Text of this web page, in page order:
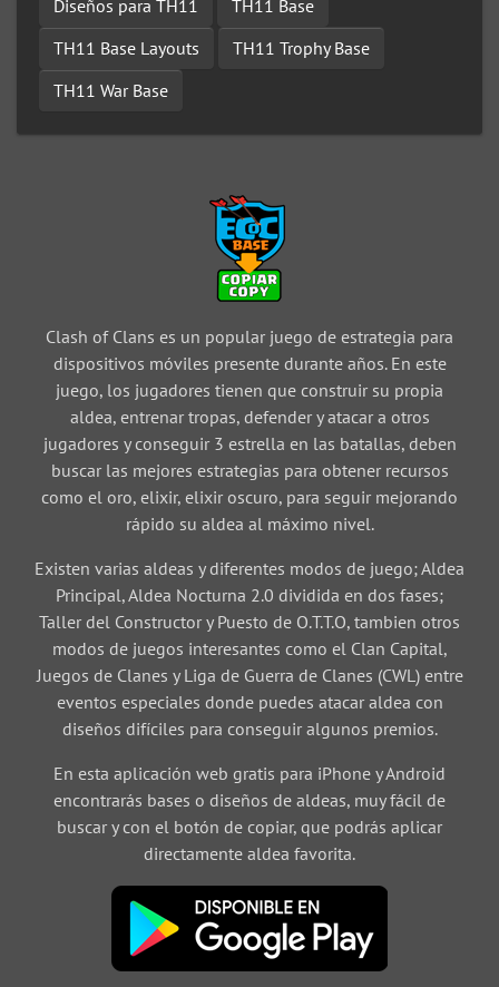
Diseños para TH11
TH11 Base
TH11 Base Layouts
TH11 Trophy Base
TH11 War Base
Clash of Clans es un popular juego de estrategia para
dispositivos móviles presente durante años. En este
juego, los jugadores tienen que construir su propia
aldea, entrenar tropas, defender y atacar a otros
jugadores y conseguir 3 estrella en las batallas, deben
buscar las mejores estrategias para obtener recursos
como el oro, elixir, elixir oscuro, para seguir mejorando
rápido su aldea al máximo nivel.
Existen varias aldeas y diferentes modos de juego; Aldea
Principal, Aldea Nocturna 2.0 dividida en dos fases;
Taller del Constructor y Puesto de O.T.T.O, tambien otros
modos de juegos interesantes como el Clan Capital,
Juegos de Clanes y Liga de Guerra de Clanes (CWL) entre
eventos especiales donde puedes atacar aldea con
diseños difíciles para conseguir algunos premios.
En esta aplicación web gratis para iPhone y Android
encontrarás bases o diseños de aldeas, muy fácil de
buscar y con el botón de copiar, que podrás aplicar
directamente aldea favorita.